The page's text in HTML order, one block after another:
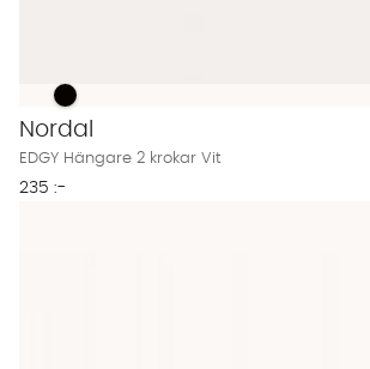
EDGY Hängare 2 krokar Vit Finns även
EDGY Hängare 2 krokar Vit
Nordal
EDGY Hängare 2 krokar Vit
235 :-